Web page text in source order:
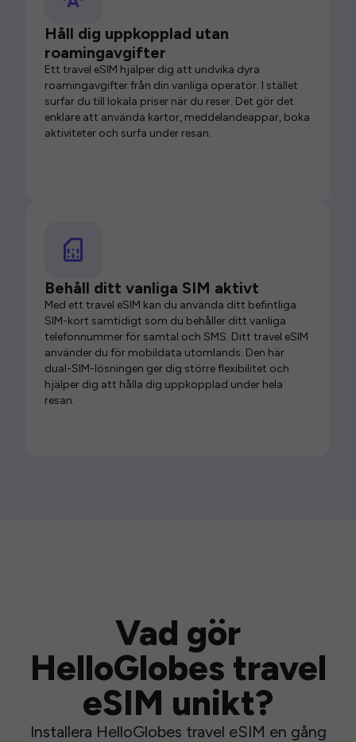
Håll dig uppkopplad utan
roamingavgifter
Ett travel eSIM hjälper dig att undvika dyra
roamingavgifter från din vanliga operatör. I stället
surfar du till lokala priser när du reser. Det gör det
enklare att använda kartor, meddelandeappar, boka
aktiviteter och surfa under resan.
Behåll ditt vanliga SIM aktivt
Med ett travel eSIM kan du använda ditt befintliga
SIM-kort samtidigt som du behåller ditt vanliga
telefonnummer för samtal och SMS. Ditt travel eSIM
använder du för mobildata utomlands. Den här
dual-SIM-lösningen ger dig större flexibilitet och
hjälper dig att hålla dig uppkopplad under hela
resan.
Vad gör
HelloGlobes travel
eSIM unikt?
Installera HelloGlobes travel eSIM en gång